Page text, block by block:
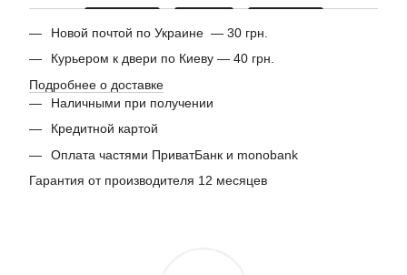
Новой почтой по Украине — 30 грн.
Курьером к двери по Киеву — 40 грн.
Подробнее о доставке
Наличными при получении
Кредитной картой
Оплата частями ПриватБанк и monobank
Гарантия от производителя 12 месяцев